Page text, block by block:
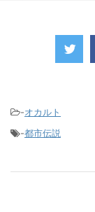
-オカルト
-都市伝説